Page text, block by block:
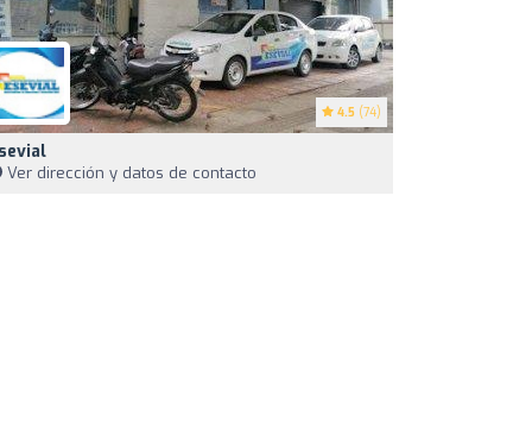
4.5 (74)
Ver dirección y datos de contacto